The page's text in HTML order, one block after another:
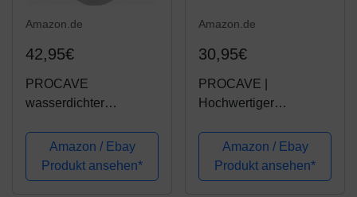
Amazon.de
42,95€
PROCAVE
wasserdichter
x 210 cm -
atmungsaktive
Matratzenauflage,
Amazon / Ebay
Produkt ansehen*
Amazon.de
30,95€
PROCAVE |
Hochwertiger
Lattenrost | Schützende
Matratzenunterlage
160x210 cm |
Amazon / Ebay
Produkt ansehen*